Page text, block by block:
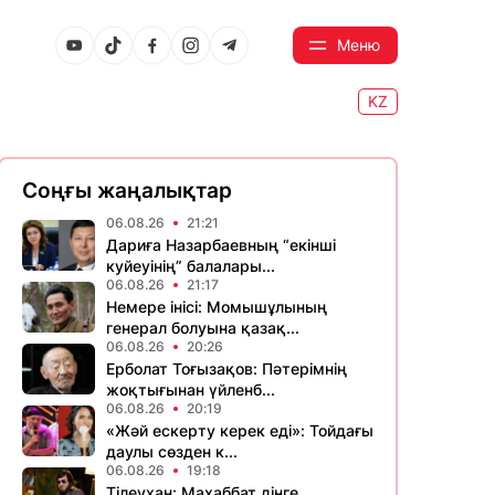
Меню
KZ
Соңғы жаңалықтар
06.08.26 21:21
Дариға Назарбаевның “екінші
куйеуінің” балалары...
06.08.26 21:17
Немере інісі: Момышұлының
генерал болуына қазақ...
06.08.26 20:26
Ерболат Тоғызақов: Пәтерімнің
жоқтығынан үйленб...
06.08.26 20:19
«Жәй ескерту керек еді»: Тойдағы
даулы сөзден к...
06.08.26 19:18